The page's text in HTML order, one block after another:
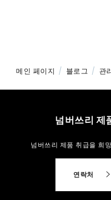
메인 페이지 블로그 관
넘버쓰리 제
넘버쓰리 제품 취급을 희
연락처